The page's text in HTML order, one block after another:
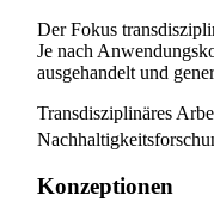
Der Fokus
Je nach
ausgehandelt und
Transdisziplinäres
Konzeptionen